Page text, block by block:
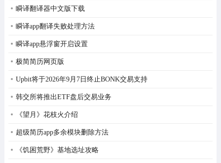
易视看软件优点
1、采用先进的视频处理技术，确保实时监控图像的稳定性
和流畅性。
2、界面设计简洁明了，用户无需专业知识即可轻松上手。
3、采用加密传输技术，保护用户隐私和数据安全。
4、提供专业的客户服务和技术支持，确保用户在使用过程
中遇到的任何问题都能及时得到解决。
易视看app怎么连接
1、下载、安装并打开易视看后，登录您的帐户并单击中间
瞬译翻译器中文版下载
瞬译app翻译失败处理方法
瞬译app悬浮窗开启设置
极简简历网页版
Upbit将于2026年9月7日终止BONK交易支持
韩交所将推出ETF盘后交易业务
《望月》花枝火介绍
超级简历app多余模块删除方法
《饥困荒野》基地选址攻略